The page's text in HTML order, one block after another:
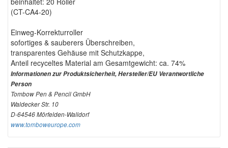
(CT-CA4-20)
Einweg-Korrekturroller
sofortiges & sauberers Überschreiben,
transparentes Gehäuse mit Schutzkappe,
Anteil recyceltes Material am Gesamtgewicht: ca. 74%
Informationen zur Produktsicherheit, Hersteller/EU Verantwortliche
Person
Tombow Pen & Pencil GmbH
Waldecker Str. 10
D-64546 Mörfelden-Walldorf
www.tomboweurope.com